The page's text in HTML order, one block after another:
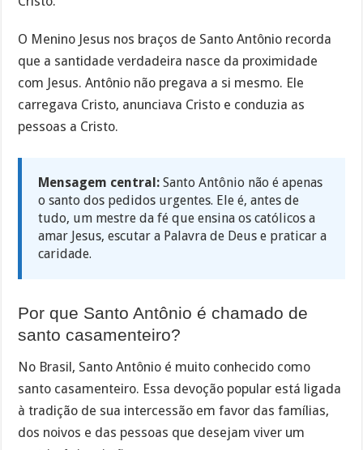
O Menino Jesus nos braços de Santo Antônio recorda
que a santidade verdadeira nasce da proximidade
com Jesus. Antônio não pregava a si mesmo. Ele
carregava Cristo, anunciava Cristo e conduzia as
pessoas a Cristo.
Mensagem central: Santo Antônio não é apenas
o santo dos pedidos urgentes. Ele é, antes de
tudo, um mestre da fé que ensina os católicos a
amar Jesus, escutar a Palavra de Deus e praticar a
caridade.
Por que Santo Antônio é chamado de
santo casamenteiro?
No Brasil, Santo Antônio é muito conhecido como
santo casamenteiro. Essa devoção popular está ligada
à tradição de sua intercessão em favor das famílias,
dos noivos e das pessoas que desejam viver um